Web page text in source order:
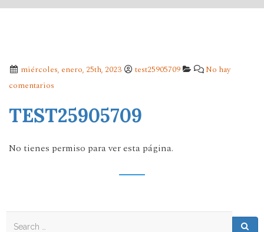
miércoles, enero, 25th, 2023 test25905709
No hay
comentarios
TEST25905709
No tienes permiso para ver esta página.